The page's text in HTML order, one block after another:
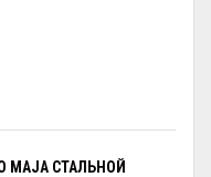
MAJA СТАЛЬНОЙ